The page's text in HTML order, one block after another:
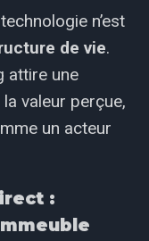
n’est
de vie.
attire une
valeur perçue,
un acteur
: